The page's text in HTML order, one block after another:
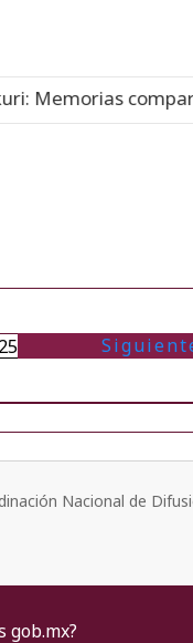
Memorias
Nacional de
gob.mx?